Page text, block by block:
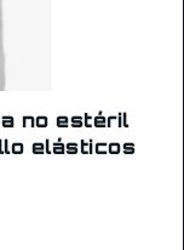
no estéril
elásticos